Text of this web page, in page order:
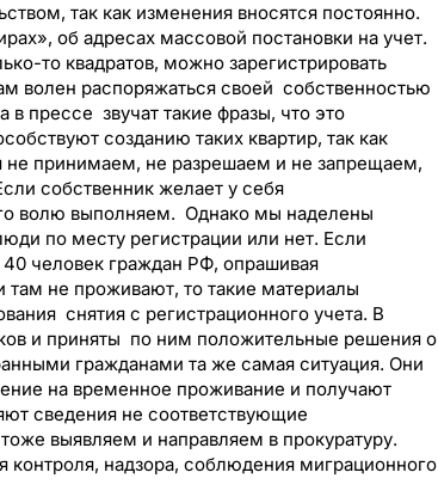
так как изменения вносятся постоянно.
об адресах массовой постановки на учет.
то квадратов, можно зарегистрировать
волен распоряжаться своей собственностью
прессе звучат такие фразы, что это
созданию таких квартир, так как
принимаем, не разрешаем и не запрещаем,
собственник желает у себя
волю выполняем. Однако мы наделены
по месту регистрации или нет. Если
человек граждан РФ, опрашивая
не проживают, то такие материалы
снятия с регистрационного учета. В
и приняты по ним положительные решения о
гражданами та же самая ситуация. Они
на временное проживание и получают
сведения не соответствующие
выявляем и направляем в прокуратуру.
контроля, надзора, соблюдения миграционного